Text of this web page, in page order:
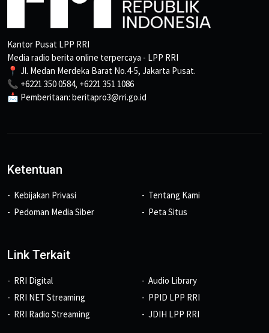
Kantor Pusat LPP RRI
Media radio berita online terpercaya - LPP RRI
📍 Jl. Medan Merdeka Barat No.4-5, Jakarta Pusat.
📞 +6221 350 0584, +6221 351 1086
📩 Pemberitaan: beritapro3@rri.go.id
Ketentuan
Kebijakan Privasi
Pedoman Media Siber
Tentang Kami
Peta Situs
Link Terkait
RRI Digital
RRI NET Streaming
RRI Radio Streaming
Audio Library
PPID LPP RRI
JDIH LPP RRI